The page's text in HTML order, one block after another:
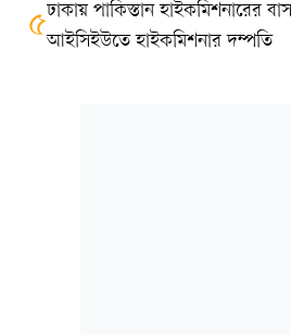
৫ঢাকায় পাকিস্তান হাইকমিশনারের
আইসিইউতে হাইকমিশনার দম্পতি